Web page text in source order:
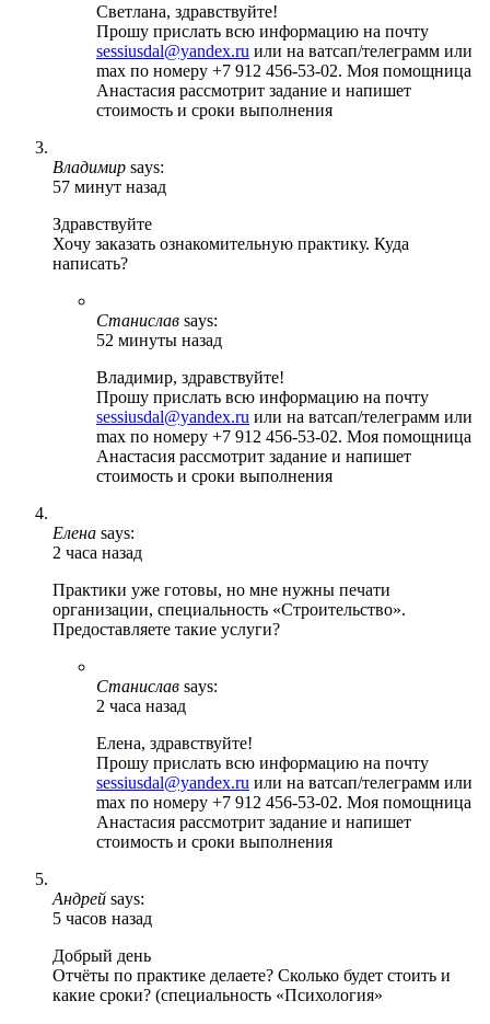
Светлана, здравствуйте!
Прошу прислать всю информацию на почту
sessiusdal@yandex.ru или на ватсап/телеграмм или
max по номеру +7 912 456-53-02. Моя помощница
Анастасия рассмотрит задание и напишет
стоимость и сроки выполнения
Владимир says:
57 минут назад
Здравствуйте
Хочу заказать ознакомительную практику. Куда
написать?
Станислав says:
52 минуты назад
Владимир, здравствуйте!
Прошу прислать всю информацию на почту
sessiusdal@yandex.ru или на ватсап/телеграмм или
max по номеру +7 912 456-53-02. Моя помощница
Анастасия рассмотрит задание и напишет
стоимость и сроки выполнения
Елена says:
2 часа назад
Практики уже готовы, но мне нужны печати
организации, специальность «Строительство».
Предоставляете такие услуги?
Станислав says:
2 часа назад
Елена, здравствуйте!
Прошу прислать всю информацию на почту
sessiusdal@yandex.ru или на ватсап/телеграмм или
max по номеру +7 912 456-53-02. Моя помощница
Анастасия рассмотрит задание и напишет
стоимость и сроки выполнения
Андрей says:
5 часов назад
Добрый день
Отчёты по практике делаете? Сколько будет стоить и
какие сроки? (специальность «Психология»